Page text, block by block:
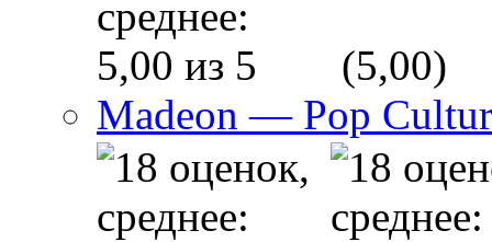
(5,00)
Madeon — Pop